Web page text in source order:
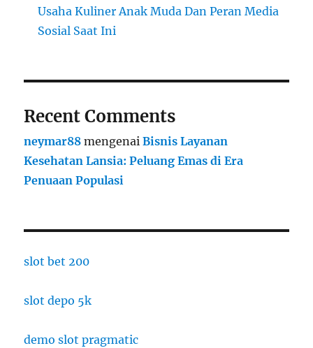
Usaha Kuliner Anak Muda Dan Peran Media
Sosial Saat Ini
Recent Comments
neymar88 mengenaiBisnis Layanan
Kesehatan Lansia: Peluang Emas di Era
Penuaan Populasi
slot bet 200
slot depo 5k
demo slot pragmatic